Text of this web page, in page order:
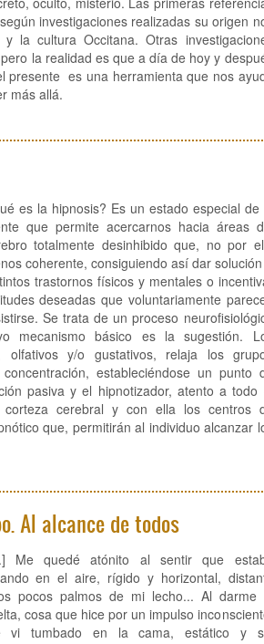
investigaciones realizadas su origen
la cultura Occitana. Otras
la realidad es que a día de hoy y
presente es una herramienta que nos
más allá.
es la hipnosis? Es un estado especial de
que permite acercarnos hacia áreas
totalmente desinhibido que, no por
coherente, consiguiendo así dar
trastornos físicos y mentales o
deseadas que voluntariamente
Se trata de un proceso
mecanismo básico es la sugestión.
olfativos y/o gustativos, relaja los
estableciéndose un punto
pasiva y el hipnotizador, atento a todo
cerebral y con ella los centros
que, permitirán al individuo alcanzar
Al alcance de todos
Me quedé atónito al sentir que
en el aire, rígido y horizontal,
pocos palmos de mi lecho... Al darme
cosa que hice por un impulso
vi tumbado en la cama, estático y